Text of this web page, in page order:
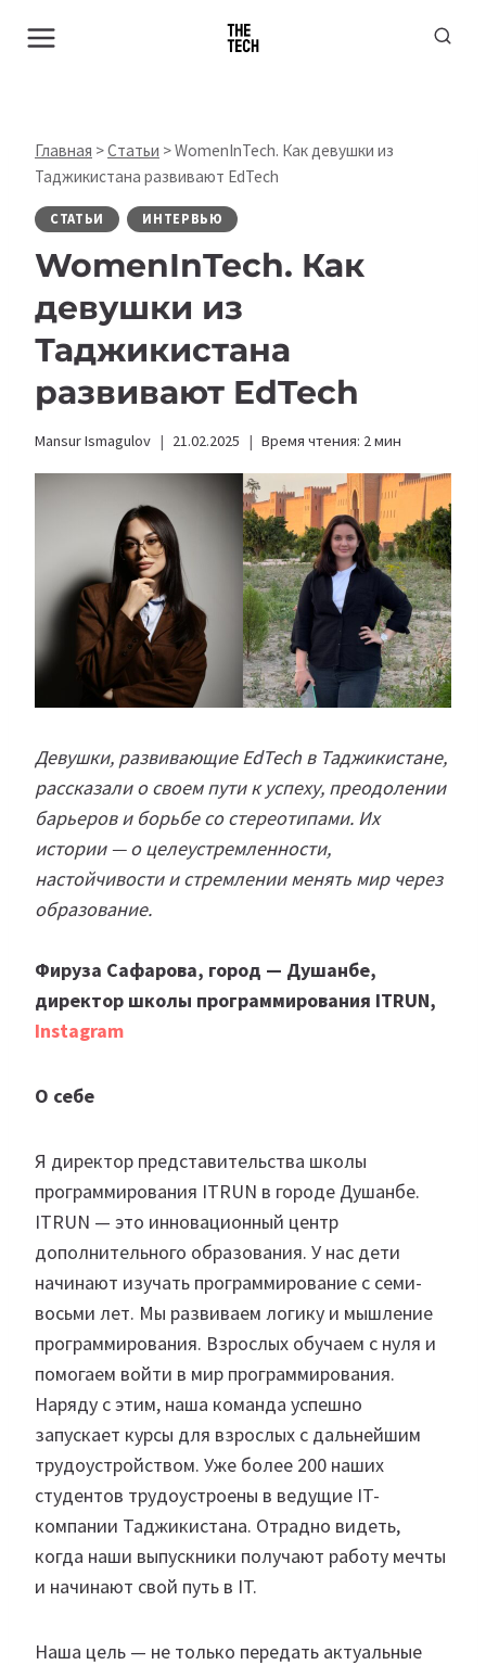
Главная >Статьи >WomenInTech. Как девушки из
Таджикистана развивают EdTech
СТАТЬИ ИНТЕРВЬЮ
WomenInTech. Как
девушки из
Таджикистана
развивают EdTech
Mansur Ismagulov 21.02.2025 Время чтения: 2мин
Девушки, развивающие EdTech в Таджикистане,
рассказали о своем пути к успеху, преодолении
барьеров и борьбе со стереотипами. Их
истории — о целеустремленности,
настойчивости и стремлении менять мир через
образование.
Фируза Сафарова, город — Душанбе,
директор школы программирования ITRUN,
Instagram
О себе
Я директор представительства школы
программирования ITRUN в городе Душанбе.
ITRUN — это инновационный центр
дополнительного образования. У нас дети
начинают изучать программирование с семи-
восьми лет. Мы развиваем логику и мышление
программирования. Взрослых обучаем с нуля и
помогаем войти в мир программирования.
Наряду с этим, наша команда успешно
запускает курсы для взрослых с дальнейшим
трудоустройством. Уже более 200 наших
студентов трудоустроены в ведущие IT-
компании Таджикистана. Отрадно видеть,
когда наши выпускники получают работу мечты
и начинают свой путь в IT.
Наша цель — не только передать актуальные